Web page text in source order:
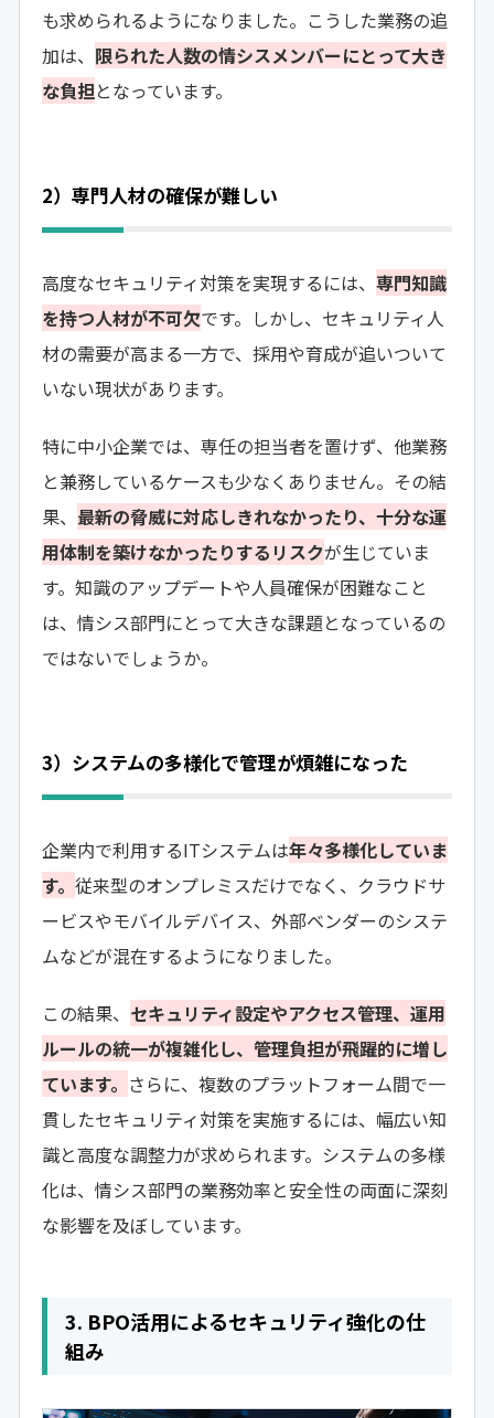
も求められるようになりました。こうした業務の追
加は、 限られた人数の情シスメンバーにとって大き
な負担となっています。
2）専門人材の確保が難しい
高度なセキュリティ対策を実現するには、 専門知識
を持つ人材が不可欠です。しかし、セキュリティ人
材の需要が高まる一方で、採用や育成が追いついて
いない現状があります。
特に中小企業では、専任の担当者を置けず、他業務
と兼務しているケースも少なくありません。その結
果、 最新の脅威に対応しきれなかったり、十分な運
用体制を築けなかったりするリスクが生じていま
す。知識のアップデートや人員確保が困難なこと
は、情シス部門にとって大きな課題となっているの
ではないでしょうか。
3）システムの多様化で管理が煩雑になった
企業内で利用するITシステムは年々多様化していま
す。 従来型のオンプレミスだけでなく、クラウドサ
ービスやモバイルデバイス、外部ベンダーのシステ
ムなどが混在するようになりました。
この結果、 セキュリティ設定やアクセス管理、運用
ルールの統一が複雑化し、管理負担が飛躍的に増し
ています。 さらに、複数のプラットフォーム間で一
貫したセキュリティ対策を実施するには、幅広い知
識と高度な調整力が求められます。システムの多様
化は、情シス部門の業務効率と安全性の両面に深刻
な影響を及ぼしています。
3. BPO活用によるセキュリティ強化の仕
組み